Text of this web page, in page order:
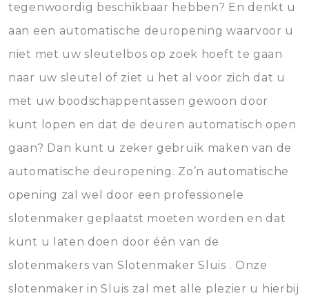
tegenwoordig beschikbaar hebben? En denkt u
aan een automatische deuropening waarvoor u
niet met uw sleutelbos op zoek hoeft te gaan
naar uw sleutel of ziet u het al voor zich dat u
met uw boodschappentassen gewoon door
kunt lopen en dat de deuren automatisch open
gaan? Dan kunt u zeker gebruik maken van de
automatische deuropening. Zo’n automatische
opening zal wel door een professionele
slotenmaker geplaatst moeten worden en dat
kunt u laten doen door één van de
slotenmakers van Slotenmaker Sluis . Onze
slotenmaker in Sluis zal met alle plezier u hierbij